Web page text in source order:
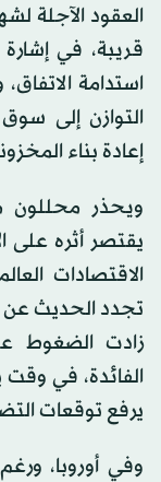
العقود الآجلة
قريبة، في
استدامة
التوازن إلى
إعادة بناء
ويحذر محللون
يقتصر أثره على
الاقتصادات
تجدد الحديث
زادت الضغوط
الفائدة، في
يرفع توقعات
وفي أوروبا،